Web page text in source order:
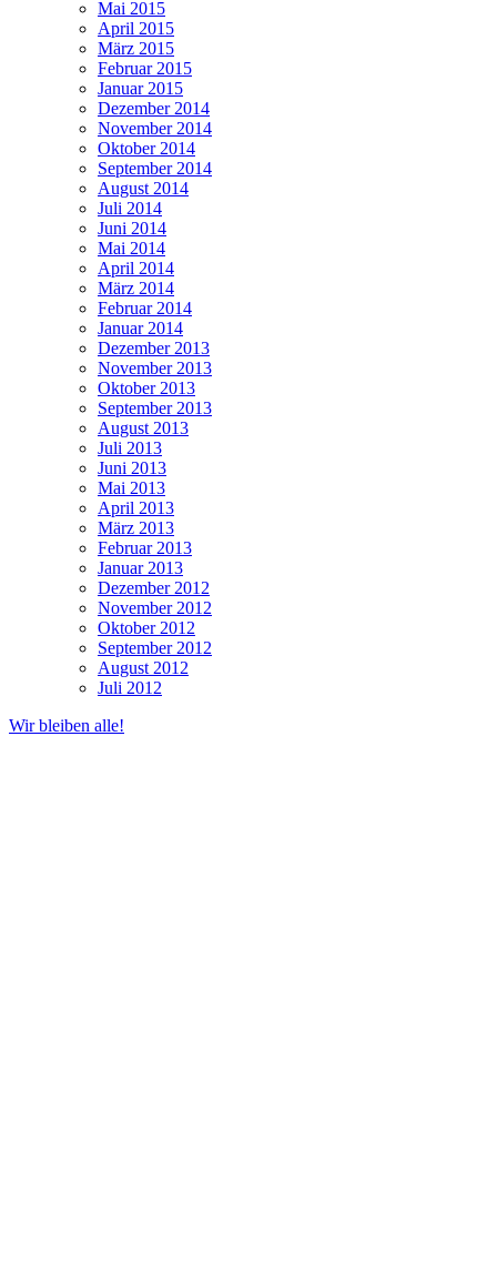
Mai 2015
April 2015
März 2015
Februar 2015
Januar 2015
Dezember 2014
November 2014
Oktober 2014
September 2014
August 2014
Juli 2014
Juni 2014
Mai 2014
April 2014
März 2014
Februar 2014
Januar 2014
Dezember 2013
November 2013
Oktober 2013
September 2013
August 2013
Juli 2013
Juni 2013
Mai 2013
April 2013
März 2013
Februar 2013
Januar 2013
Dezember 2012
November 2012
Oktober 2012
September 2012
August 2012
Juli 2012
Wir bleiben alle!